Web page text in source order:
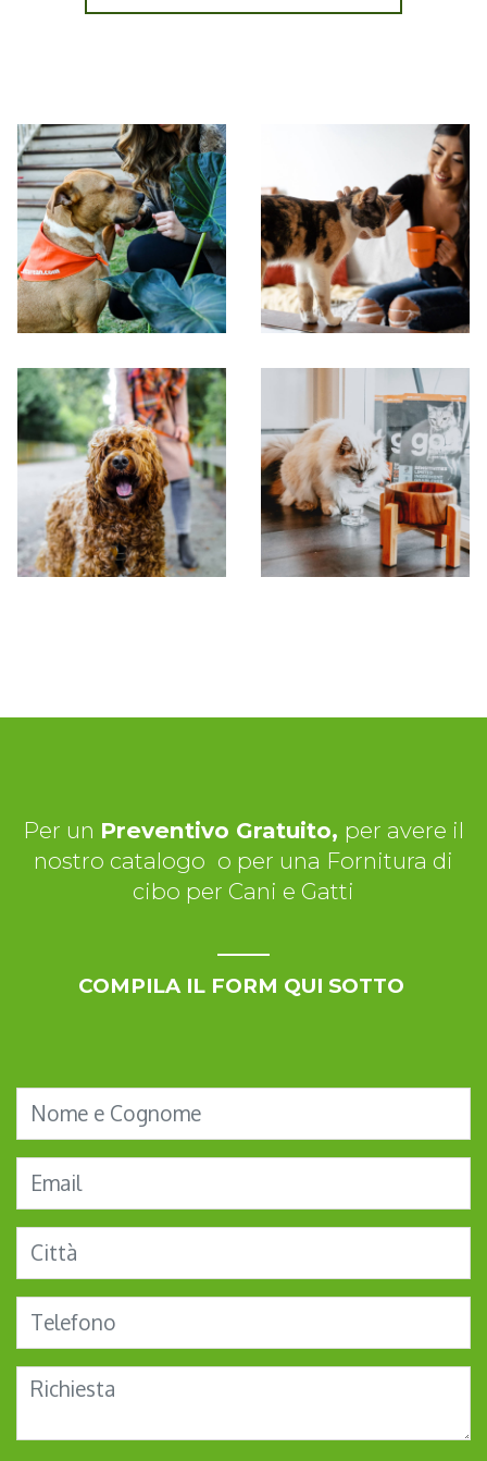
Per un Preventivo Gratuito, per avere il
nostro catalogo o per una Fornitura di
cibo per Cani e Gatti
COMPILA IL FORM QUI SOTTO